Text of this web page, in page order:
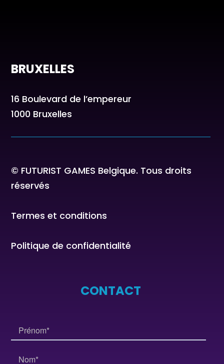
BRUXELLES
16 Boulevard de l’empereur
1000 Bruxelles
© FUTURIST GAMES Belgique. Tous droits
réservés
Termes et conditions
Politique de confidentialité
CONTACT